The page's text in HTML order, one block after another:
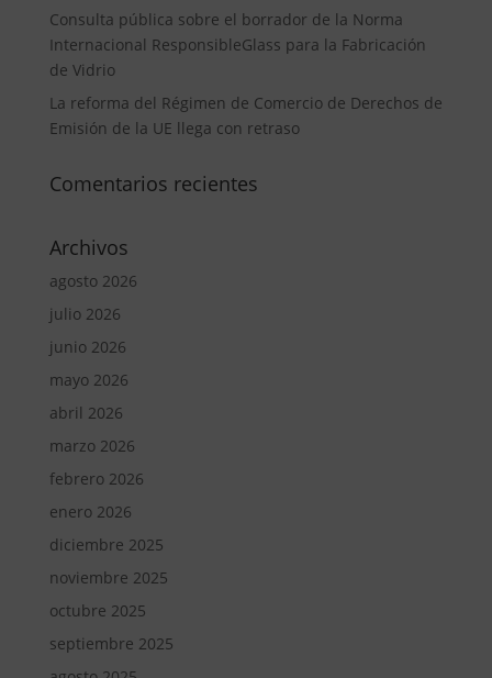
Consulta pública sobre el borrador de la Norma
Internacional ResponsibleGlass para la Fabricación
de Vidrio
La reforma del Régimen de Comercio de Derechos de
Emisión de la UE llega con retraso
Comentarios recientes
Archivos
agosto 2026
julio 2026
junio 2026
mayo 2026
abril 2026
marzo 2026
febrero 2026
enero 2026
diciembre 2025
noviembre 2025
octubre 2025
septiembre 2025